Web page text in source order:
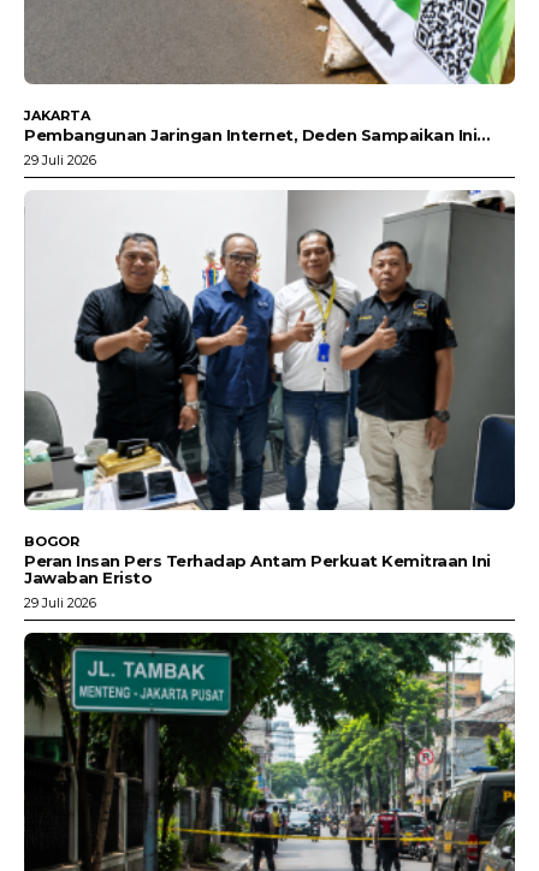
JAKARTA
Pembangunan Jaringan Internet, Deden Sampaikan Ini…
29 Juli 2026
BOGOR
Peran Insan Pers Terhadap Antam Perkuat Kemitraan Ini
Jawaban Eristo
29 Juli 2026